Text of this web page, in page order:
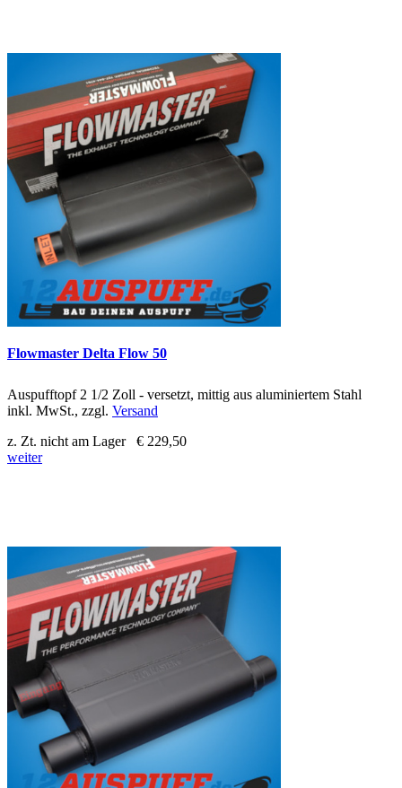
Flowmaster Delta Flow 50
Auspufftopf 2 1/2 Zoll - versetzt, mittig aus aluminiertem Stahl
inkl. MwSt., zzgl. Versand
z. Zt. nicht am Lager
€ 229,50
weiter